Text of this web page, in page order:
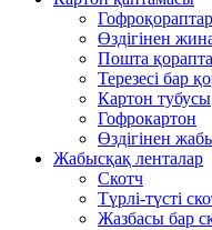
Гофроқораптар
Өздігінен
Пошта
Терезесі бар
Картон тубусы
Гофрокартон
Өздігінен
Жабысқақ ленталар
Скотч
Түрлі-түсті
Жазбасы бар